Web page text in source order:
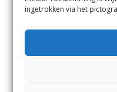
ingetrokken via het
Contact
Andere uitgaven
Voorwaarden